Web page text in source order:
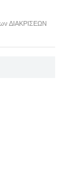
ΔΙΑΚΡΙΣΕΩΝ